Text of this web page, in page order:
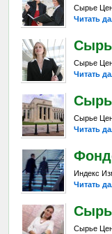
Сырье
Читать
Сырье
Читать
Сырье
Читать
Индекс
Читать
Сырье